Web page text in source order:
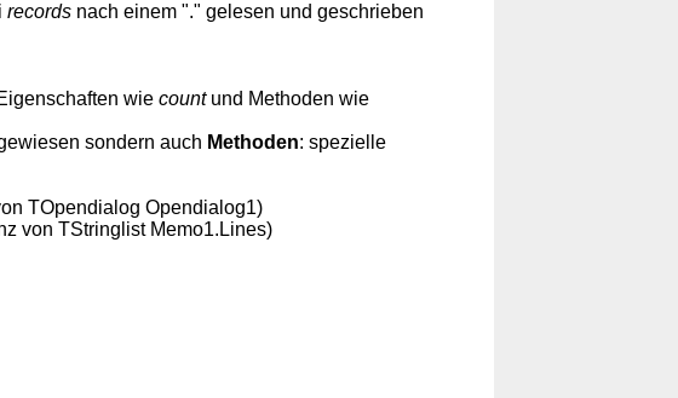
records nach einem "." gelesen und geschrieben
wie countund Methoden wie
sondern auch Methoden: spezielle
TOpendialog Opendialog1)
von TStringlist Memo1.Lines)